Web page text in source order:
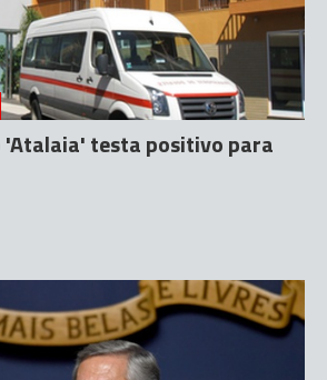
'Atalaia' testa positivo para